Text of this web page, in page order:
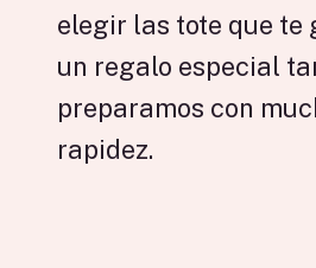
elegir las tote que te
un regalo especial
preparamos con
rapidez.